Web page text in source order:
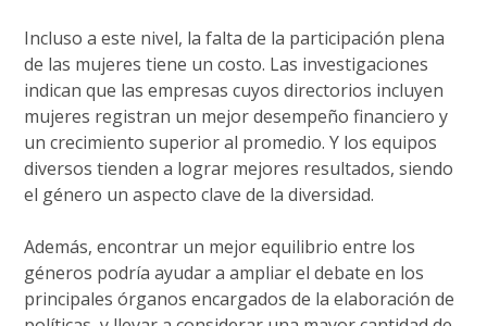
Incluso a este nivel, la falta de la participación plena
de las mujeres tiene un costo. Las investigaciones
indican que las empresas cuyos directorios incluyen
mujeres registran un mejor desempeño financiero y
un crecimiento superior al promedio. Y los equipos
diversos tienden a lograr mejores resultados, siendo
el género un aspecto clave de la diversidad.
Además, encontrar un mejor equilibrio entre los
géneros podría ayudar a ampliar el debate en los
principales órganos encargados de la elaboración de